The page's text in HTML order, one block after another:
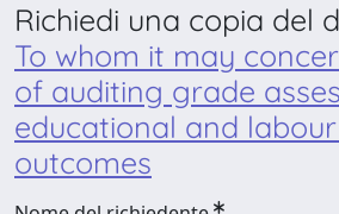
Richiedi una copia del
To whom it may
of auditing grade
educational and
outcomes